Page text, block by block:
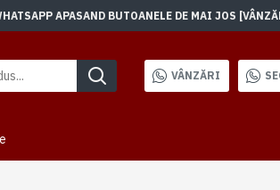
APASAND BUTOANELE DE MAI JOS
VÂNZĂRI